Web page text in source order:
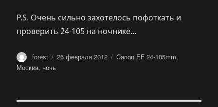
P.S. Очень сильно захотелось пофоткать и
проверить 24-105 на ночнике…
Автор
forest Опубликовано
26 февраля 2012 Метки
Canon EF 24-105mm,
Москва, ночь